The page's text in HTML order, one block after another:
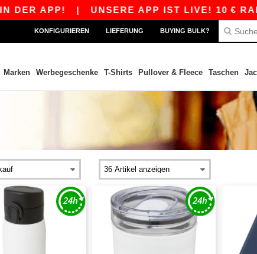
|UNSERE APP IST LIVE! 10 € RABATT
KONFIGURIEREN LIEFERUNG BUYING BULK?
Marken Werbegeschenke T-Shirts Pullover & Fleece Taschen